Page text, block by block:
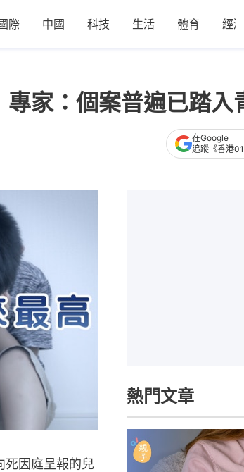
際 中國 科技 生活 體育 經濟
家：個案普遍已踏入
在Google
追蹤《香港01
死因庭呈報的兒
熱門文章